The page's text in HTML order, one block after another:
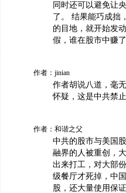
同时还可以避免让
了。 结果能巧成拙
的目地，就开始发
假，谁在股市中赚
作者：jinian
作者胡说八道，毫
怀疑，这是中共禁
作者：和谐之父
中共的股市与美国
融界的人被重创，
出来打工，对大部
级餐厅才死掉，中
股，还大量使用保